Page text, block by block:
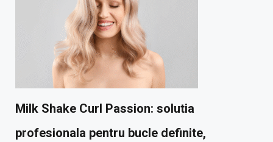
Milk Shake Curl Passion: solutia
profesionala pentru bucle definite,